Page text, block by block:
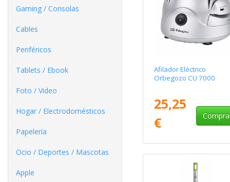
Gaming / Consolas
Cables
Periféricos
Tablets / Ebook
Foto / Video
Hogar / Electrodomésticos
Papelería
Ocio / Deportes / Mascotas
Apple
Afilador Eléctrico
Orbegozo CU 7000
25,25
€